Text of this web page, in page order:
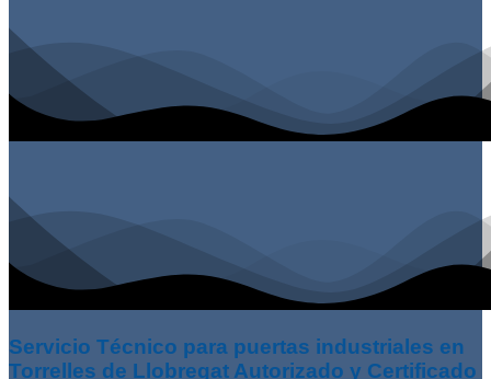
Servicio Técnico para puertas industriales en
Torrelles de Llobregat Autorizado y Certificado